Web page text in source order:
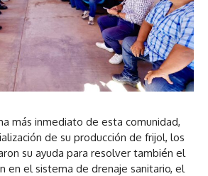
más inmediato de esta comunidad,
de su producción de frijol, los
su ayuda para resolver también el
en el sistema de drenaje sanitario, el